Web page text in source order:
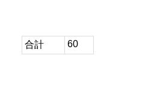
合計 60